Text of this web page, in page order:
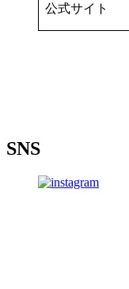
公式サイト
SNS